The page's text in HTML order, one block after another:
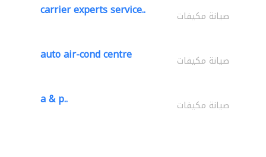
carrier experts service.. صيانة مكيفات
auto air-cond centre صيانة مكيفات
a & p.. صيانة مكيفات